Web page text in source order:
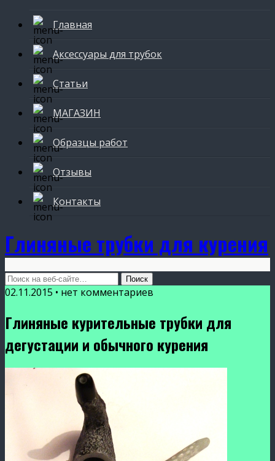
Главная
Аксессуары для трубок
Статьи
МАГАЗИН
Образцы работ
Отзывы
Контакты
Глиняные трубки для курения
02.11.2015 • нет комментариев
Глиняные курительные трубки для
дегустации и обычного курения